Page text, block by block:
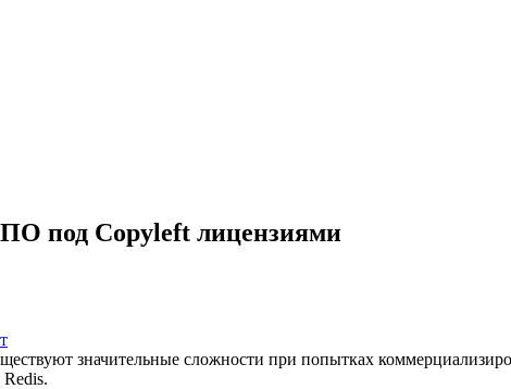
ПО под Copyleft лицензиями
значительные сложности при попытках